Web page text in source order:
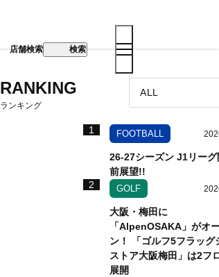
店舗検索 検索
RANKING
ランキング
1 FOOTBALL
26-27シーズン J1リーグ
前展望!!
2
GOLF
大阪・梅田に
「AlpenOSAKA」がオ
ン！ 「ゴルフ5フラッグ
ストア大阪梅田」は2フ
展開